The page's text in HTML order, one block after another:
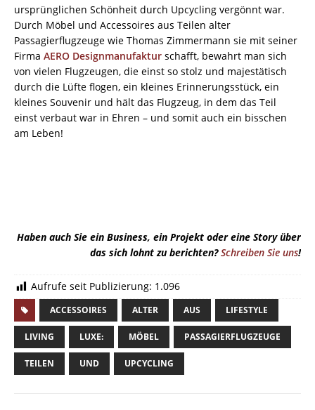
ursprünglichen Schönheit durch Upcycling vergönnt war.
Durch Möbel und Accessoires aus Teilen alter
Passagierflugzeuge wie Thomas Zimmermann sie mit seiner
Firma AERO Designmanufaktur schafft, bewahrt man sich
von vielen Flugzeugen, die einst so stolz und majestätisch
durch die Lüfte flogen, ein kleines Erinnerungsstück, ein
kleines Souvenir und hält das Flugzeug, in dem das Teil
einst verbaut war in Ehren – und somit auch ein bisschen
am Leben!
Haben auch Sie ein Business, ein Projekt oder eine Story über
das sich lohnt zu berichten?Schreiben Sie uns!
Aufrufe seit Publizierung: 1.096
ACCESSOIRES ALTER AUS LIFESTYLE
LIVING LUXE: MÖBEL PASSAGIERFLUGZEUGE
TEILEN UND UPCYCLING